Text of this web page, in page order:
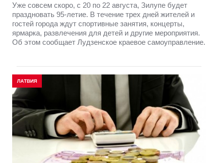
Уже совсем скоро, с 20 по 22 августа, Зилупе будет
праздновать 95-летие. В течение трех дней жителей и
гостей города ждут спортивные занятия, концерты,
ярмарка, развлечения для детей и другие мероприятия.
Об этом сообщает Лудзенское краевое самоуправление.
ЛАТВИЯ